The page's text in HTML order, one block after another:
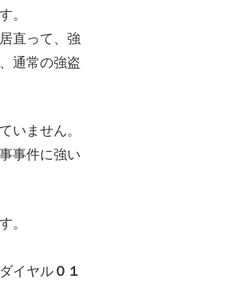
直って、強
通常の強盗
いません。
事件に強い
。
イヤル０１